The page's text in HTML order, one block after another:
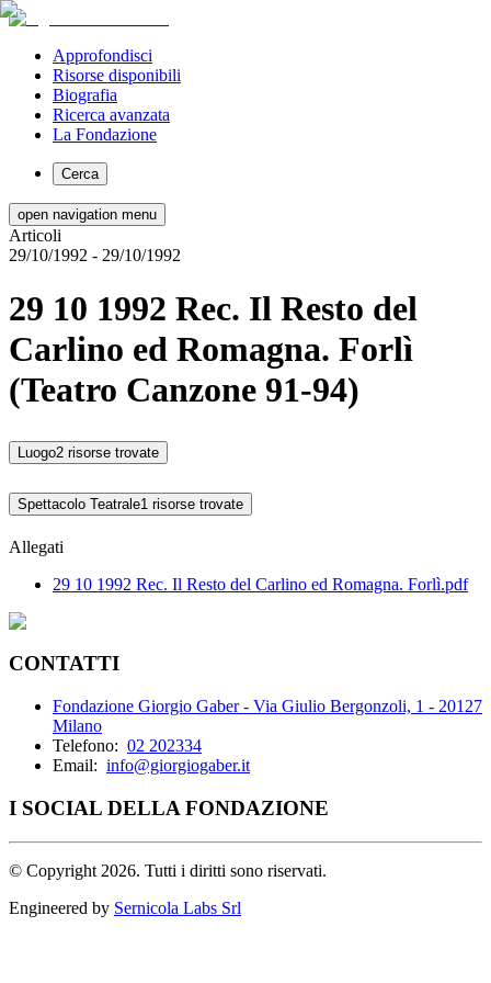
Approfondisci
Risorse disponibili
Biografia
Ricerca avanzata
La Fondazione
Cerca
open navigation menu
Articoli
29/10/1992 - 29/10/1992
29 10 1992 Rec. Il Resto del
Carlino ed Romagna. Forlì
(Teatro Canzone 91-94)
Luogo2 risorse trovate
Spettacolo Teatrale1 risorse trovate
Allegati
29 10 1992 Rec. Il Resto del Carlino ed Romagna. Forlì.pdf
CONTATTI
Fondazione Giorgio Gaber - Via Giulio Bergonzoli, 1 - 20127
Milano
Telefono: 02 202334
Email: info@giorgiogaber.it
I SOCIAL DELLA FONDAZIONE
© Copyright 2026. Tutti i diritti sono riservati.
Engineered by Sernicola Labs Srl